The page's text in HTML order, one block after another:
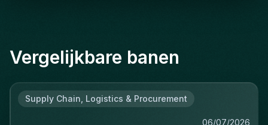
Vergelijkbare banen
Supply Chain, Logistics & Procurement
06/07/2026